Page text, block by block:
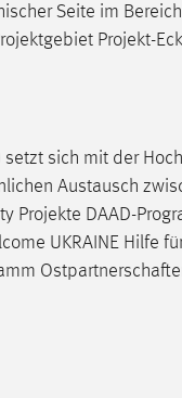
Seite im
Projekt-
sich mit der
Austausch
Projekte DAAD-
UKRAINE Hilfe